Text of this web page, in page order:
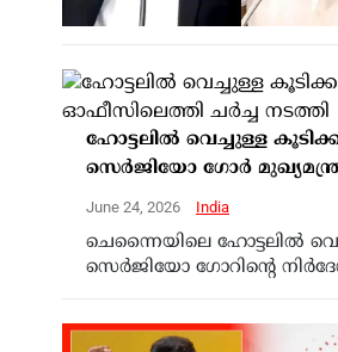
ഹോട്ടലിൽ വെച്ചുള്ള
സെർജിയോ ഗോർ
June 24, 2026 India
ചെന്നൈയിലെ ഹോട്ടലിൽ
സെർജിയോ ഗോറിന്റെ